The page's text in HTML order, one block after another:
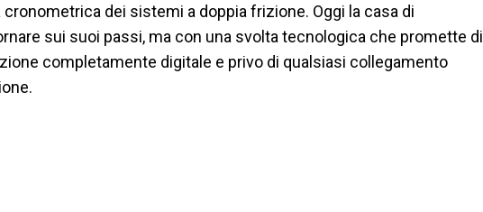
dei sistemi a doppia frizione. Oggi la casa di
sui suoi passi, ma con una svolta tecnologica che promette di
completamente digitale e privo di qualsiasi collegamento